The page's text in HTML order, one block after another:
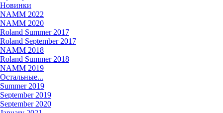
Новинки
NAMM 2022
NAMM 2020
Roland Summer 2017
Roland September 2017
NAMM 2018
Roland Summer 2018
NAMM 2019
Остальные...
Summer 2019
September 2019
September 2020